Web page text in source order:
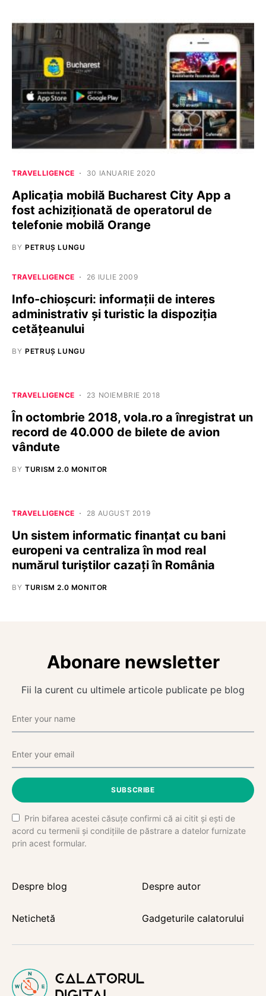
TRAVELLIGENCE 30 IANUARIE 2020
Aplicația mobilă Bucharest City App a
fost achiziționată de operatorul de
telefonie mobilă Orange
BY PETRUȘ LUNGU
TRAVELLIGENCE 26 IULIE 2009
Info-chioşcuri: informaţii de interes
administrativ şi turistic la dispoziţia
cetăţeanului
BY PETRUȘ LUNGU
TRAVELLIGENCE 23 NOIEMBRIE 2018
În octombrie 2018, vola.ro a înregistrat un
record de 40.000 de bilete de avion
vândute
BY TURISM 2.0 MONITOR
TRAVELLIGENCE 28 AUGUST 2019
Un sistem informatic finanţat cu bani
europeni va centraliza în mod real
numărul turiștilor cazaţi în România
BY TURISM 2.0 MONITOR
Abonare newsletter
Fii la curent cu ultimele articole publicate pe blog
SUBSCRIBE
Prin bifarea acestei căsuțe confirmi că ai citit și ești de
acord cu termenii și condițiile de păstrare a datelor furnizate
prin acest formular.
Despre blog Despre autor
Netichetă Gadgeturile calatorului